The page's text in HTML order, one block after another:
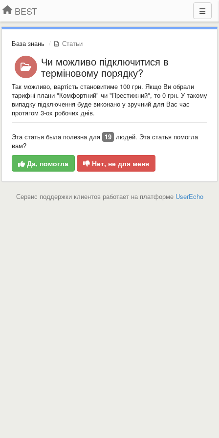
BEST
База знань Статьи
Чи можливо підключитися в
терміновому порядку?
Так можливо, вартість становитиме 100 грн. Якщо Ви обрали
тарифні плани "Комфортний" чи "Престижний", то 0 грн. У такому
випадку підключення буде виконано у зручний для Вас час
протягом 3-ох робочих днів.
Эта статья была полезна для 19 людей. Эта статья помогла
вам?
Да, помогла Нет, не для меня
Сервис поддержки клиентов работает на платформе UserEcho